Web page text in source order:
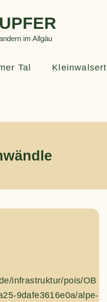
im Allgäu
Tal
infrastruktur/pois/OB
9dafe3616e0a/alpe-